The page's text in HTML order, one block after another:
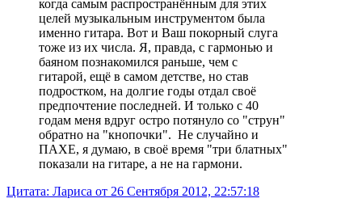
когда самым распространённым для этих
целей музыкальным инструментом была
именно гитара. Вот и Ваш покорный слуга
тоже из их числа. Я, правда, с гармонью и
баяном познакомился раньше, чем с
гитарой, ещё в самом детстве, но став
подростком, на долгие годы отдал своё
предпочтение последней. И только с 40
годам меня вдруг остро потянуло со "струн"
обратно на "кнопочки". Не случайно и
ПАХЕ, я думаю, в своё время "три блатных"
показали на гитаре, а не на гармони.
Цитата: Лариса от 26 Сентября 2012, 22:57:18